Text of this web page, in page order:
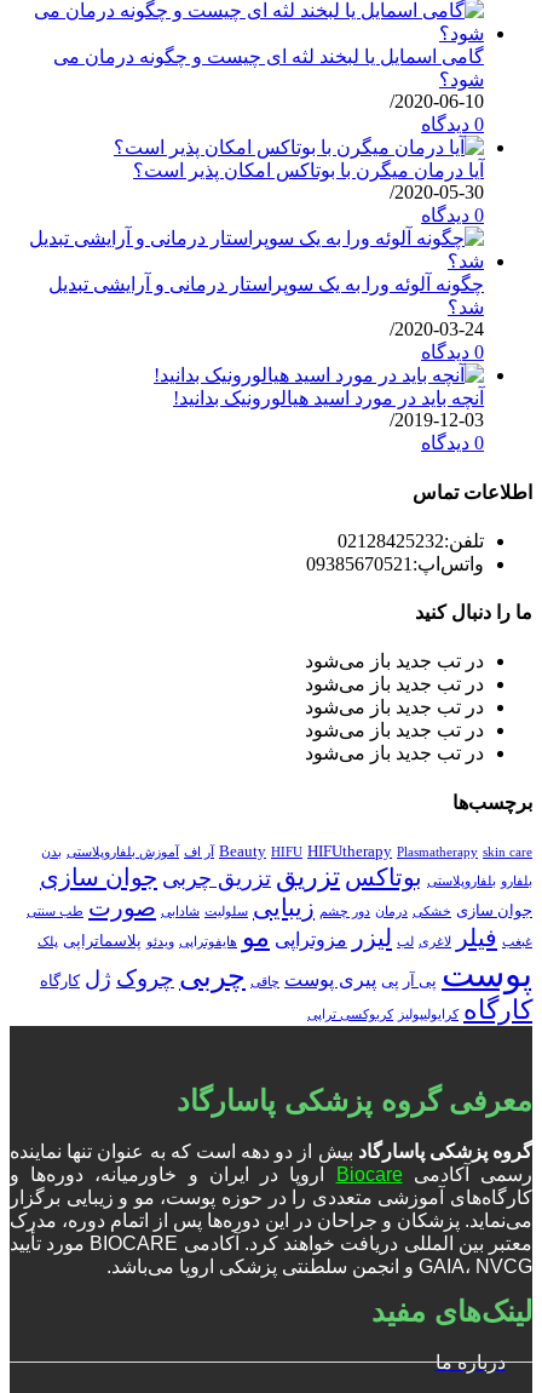
گامی اسمایل یا لبخند لثه ای چیست و چگونه درمان می
شود؟
2020-06-10
/
0 دیدگاه
آیا درمان میگرن با بوتاکس امکان پذیر است؟
2020-05-30
/
0 دیدگاه
چگونه آلوئه ورا به یک سوپراستار درمانی و آرایشی تبدیل
شد؟
2020-03-24
/
0 دیدگاه
آنچه باید در مورد اسید هیالورونیک بدانید!
2019-12-03
/
0 دیدگاه
اطلاعات تماس
تلفن:02128425232
واتس‌اپ: 09385670521
ما را دنبال کنید
در تب جدید باز می‌شود
در تب جدید باز می‌شود
در تب جدید باز می‌شود
در تب جدید باز می‌شود
در تب جدید باز می‌شود
برچسب‌ها
Beauty HIFU HIFUtherapy Plasmatherapy skin care آر اف آموزش بلفاروپلاستی بدن
بلفارو بلفاروپلاستی بوتاکس تزریق تزریق چربی جوان سازی
جوان سازی خشکی درمان دور چشم زیبایی سلولیت شادابی صورت طب سنتی
غبغب فیلر لاغری لب لیزر مزوتراپی مو هایفوتراپی ویدئو پلاسماتراپی پلک
پوست پی آر پی پیری پوست چاقی چربی چروک ژل کارگاه
کارگاه کرایولیپولیز کربوکسی تراپی
معرفی گروه پزشکی پاسارگاد
گروه پزشکی پاسارگاد بیش از دو دهه است که به عنوان تنها نماینده
رسمی آکادمیBiocare
اروپا در ایران و خاورمیانه، دوره‌ها و
کارگاه‌های آموزشی متعددی را در حوزه پوست، مو و زیبایی برگزار
می‌نماید. پزشکان و جراحان در این دوره‌ها پس از اتمام دوره، مدرک
معتبر بین المللی دریافت خواهند کرد. آکادمی BIOCARE مورد تأیید
GAIA، NVCG و انجمن سلطنتی پزشکی اروپا می‌باشد.
لینک‌های مفید
درباره ما